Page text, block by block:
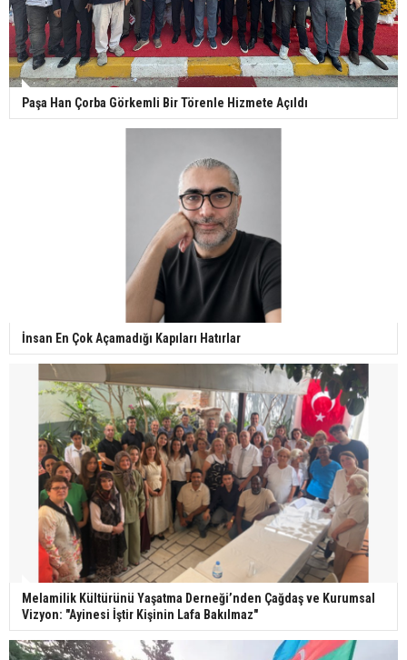
Paşa Han Çorba Görkemli Bir Törenle Hizmete Açıldı
İnsan En Çok Açamadığı Kapıları Hatırlar
Melamilik Kültürünü Yaşatma Derneği’nden Çağdaş ve Kurumsal
Vizyon: "Ayinesi İştir Kişinin Lafa Bakılmaz"